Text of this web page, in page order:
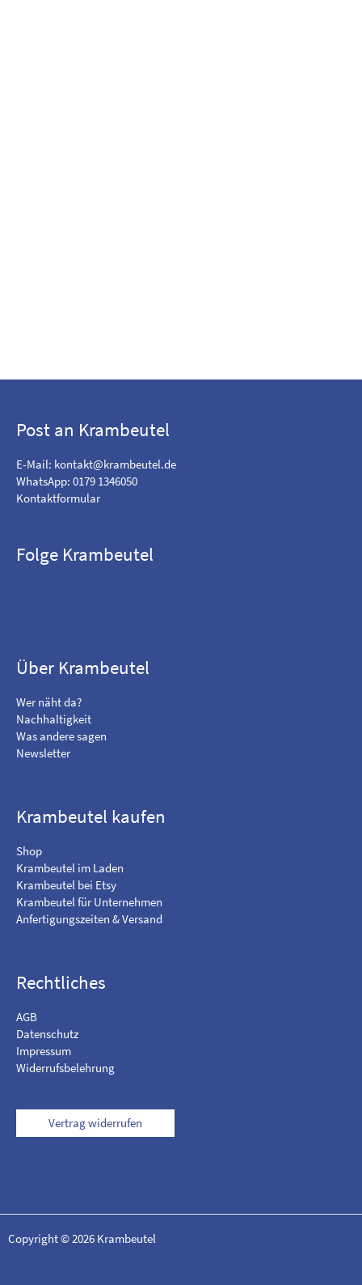
Post an Krambeutel
E-Mail: kontakt@krambeutel.de
WhatsApp: 0179 1346050
Kontaktformular
Folge Krambeutel
m
e
n
F
a
c
o
o
k
h
m
i
c
h
I
r
Über Krambeutel
Wer näht da?
Nachhaltigkeit
Was andere sagen
Newsletter
Krambeutel kaufen
Shop
Krambeutel im Laden
Krambeutel bei Etsy
Krambeutel für Unternehmen
Anfertigungszeiten & Versand
Rechtliches
AGB
Datenschutz
Impressum
Widerrufsbelehrung
Vertrag widerrufen
Copyright © 2026 Krambeutel